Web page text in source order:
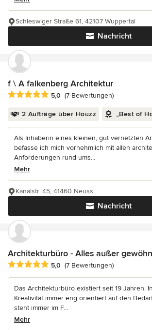
Nachricht
Schleswiger Straße 61, 42107 Wuppertal
f \ A falkenberg Architektur
Durchschnittliche Bewertung: 5 von 5
5,0 (7 Bewertungen)
2 Aufträge über Houzz „Best of
Als Inhaberin eines kleinen, gut vernetzten
befasse ich mich vornehmlich mit allen
Anforderungen rund ums...
Mehr
Nachricht
Kanalstr. 45, 41460 Neuss
Architekturbüro - Alles außer
Durchschnittliche Bewertung: 5 von 5
5,0 (7 Bewertungen)
Das Architekturbüro existiert seit 19 Jahren.
Kreativität immer eng orientiert auf den
steht immer im F...
Mehr